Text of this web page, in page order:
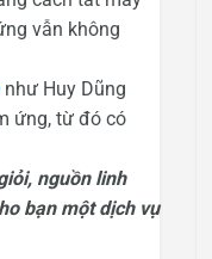
vẫn không
như Huy Dũng
ứng, từ đó có
nguồn linh
bạn một dịch vụ